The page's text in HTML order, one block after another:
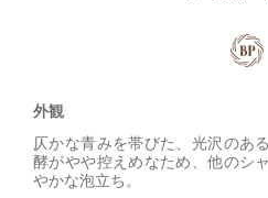
外観
仄かな青みを帯びた、光沢のあ
酵がやや控えめなため、他のシ
やかな泡立ち。